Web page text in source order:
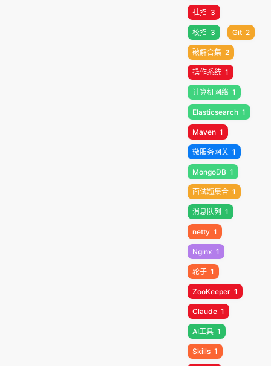
社招 3
校招 3 Git 2
破解合集 2
操作系统 1
计算机网络 1
Elasticsearch 1
Maven 1
微服务网关 1
MongoDB 1
面试题集合 1
消息队列 1
netty 1
Nginx 1
轮子 1
ZooKeeper 1
Claude 1
AI工具 1
Skills 1